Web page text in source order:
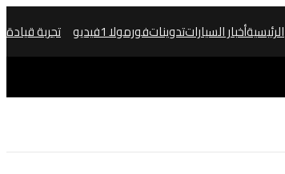
الرئيسيةأخبار السياراتتدويناتفورمولا 1 فيديو تجربة قيادة